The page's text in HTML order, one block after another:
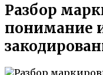
Разбор
понимание